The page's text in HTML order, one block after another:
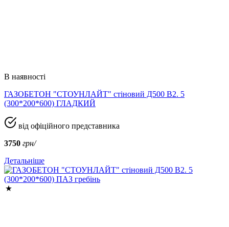
В наявності
ГАЗОБЕТОН "СТОУНЛАЙТ" стіновий Д500 В2. 5
(300*200*600) ГЛАДКИЙ
від офіційного представника
3750 грн/
Детальніше